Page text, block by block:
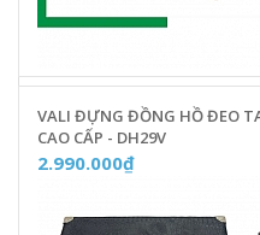
VALI ĐỰNG ĐỒNG HỒ ĐEO
CAO CẤP - DH29V
2.990.000₫